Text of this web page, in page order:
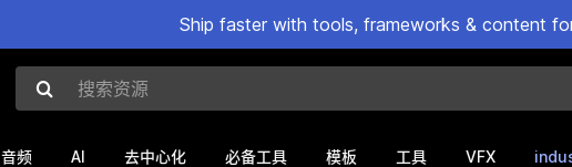
Ship faster with tools, frameworks & content
搜索资源
音频 AI 去中心化 必备工具 模板 工具 VFX